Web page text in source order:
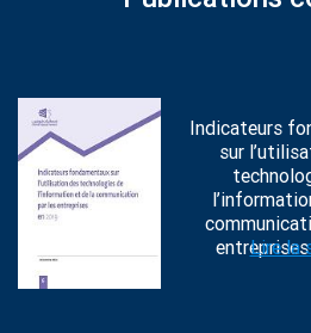
Indicateurs
sur
entreprises
Lire la